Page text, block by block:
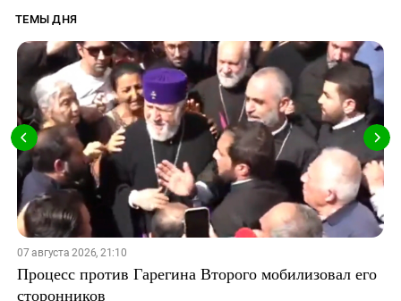
ТЕМЫ ДНЯ
07 августа 2026, 21:10
Процесс против Гарегина Второго мобилизовал его
сторонников